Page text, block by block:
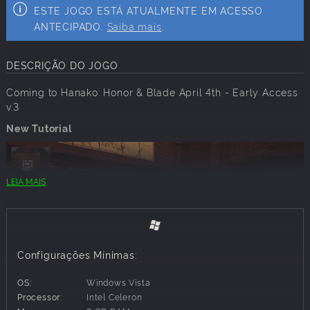
ESTE JOGO ESTÁ ATUALMENTE EM ACESSO
ANTECIPADO. Saiba mais
DESCRIÇÃO DO JOGO
Coming to Hanako: Honor & Blade April 4th - Early Access
v.3
New Tutorial
LEIA MAIS
Configurações Mínimas:
OS:
Windows Vista
Processor:
Intel Celeron